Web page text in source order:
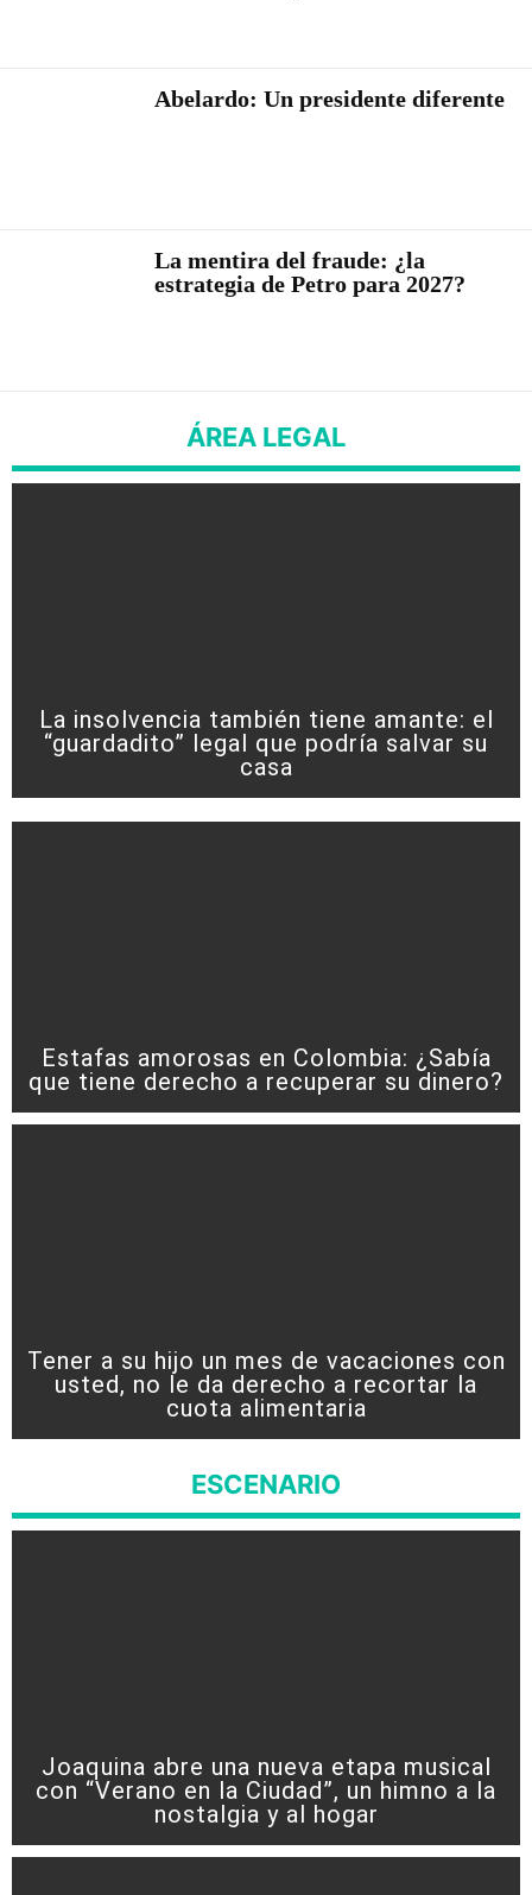
Abelardo: Un presidente diferente
La mentira del fraude: ¿la
estrategia de Petro para 2027?
ÁREA LEGAL
La insolvencia también tiene amante: el
“guardadito” legal que podría salvar su
casa
Estafas amorosas en Colombia: ¿Sabía
que tiene derecho a recuperar su dinero?
Tener a su hijo un mes de vacaciones con
usted, no le da derecho a recortar la
cuota alimentaria
ESCENARIO
Joaquina abre una nueva etapa musical
con “Verano en la Ciudad”, un himno a la
nostalgia y al hogar